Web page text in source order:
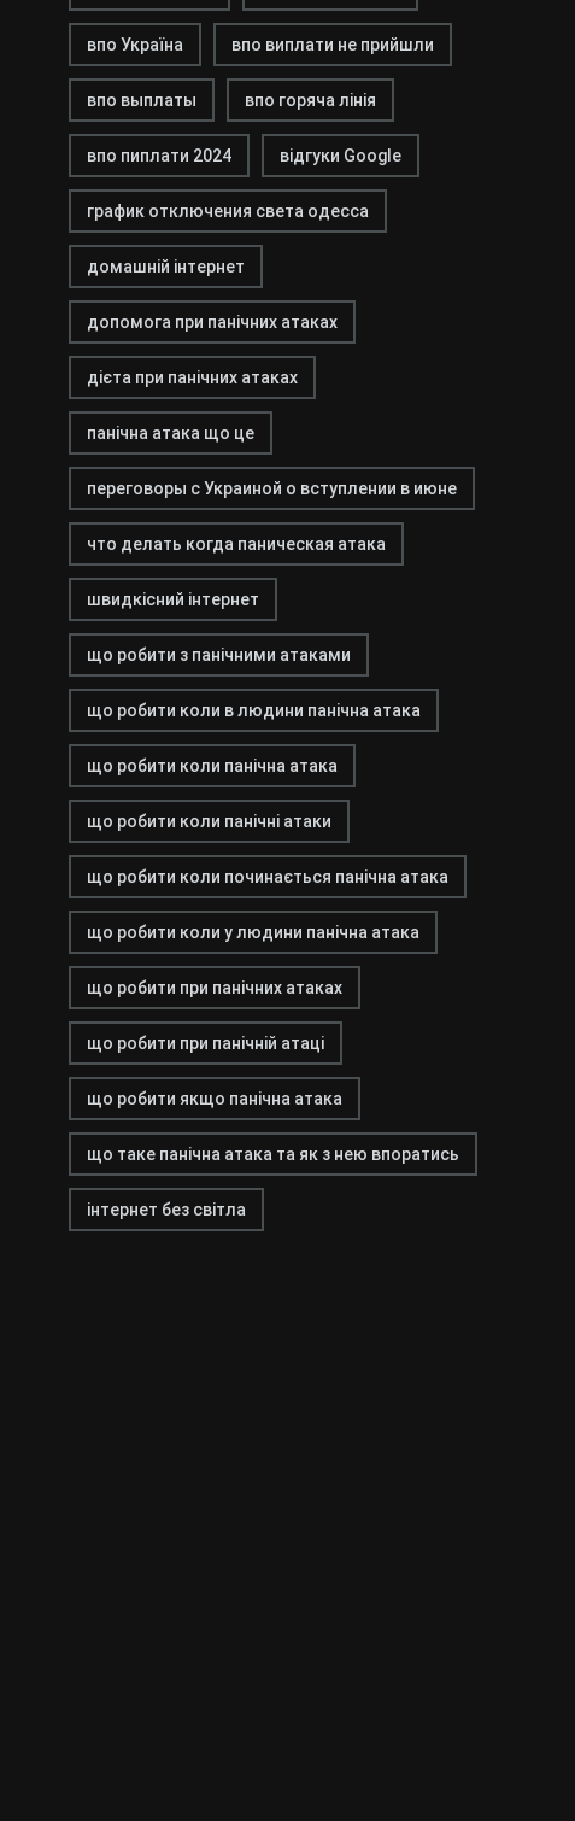
впо Україна впо виплати не прийшли
впо выплаты впо горяча лінія
впо пиплати 2024 відгуки Google
график отключения света одесса
домашній інтернет
допомога при панічних атаках
дієта при панічних атаках
панічна атака що це
переговоры с Украиной о вступлении в июне
что делать когда паническая атака
швидкісний інтернет
що робити з панічними атаками
що робити коли в людини панічна атака
що робити коли панічна атака
що робити коли панічні атаки
що робити коли починається панічна атака
що робити коли у людини панічна атака
що робити при панічних атаках
що робити при панічній атаці
що робити якщо панічна атака
що таке панічна атака та як з нею впоратись
інтернет без світла